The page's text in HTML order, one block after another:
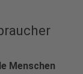
Menschen